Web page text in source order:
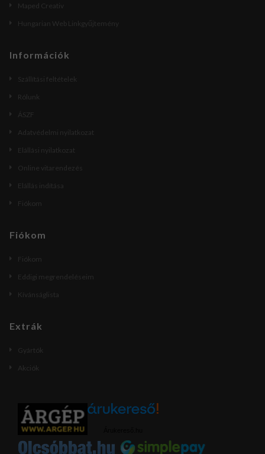
Maped Creativ
Hungarian Web Linkgyűjtemény
Információk
Szállítási feltételek
Rólunk
ÁSZF
Adatvédelmi nyilatkozat
Elállási nyilatkozat
Online vitarendezés
Elállás indítása
Fiókom
Fiókom
Fiókom
Eddigi megrendeléseim
Kívánságlista
Extrák
Gyártók
Akciók